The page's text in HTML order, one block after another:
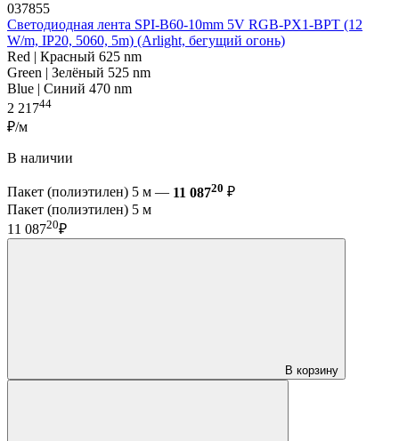
037855
Светодиодная лента SPI-B60-10mm 5V RGB-PX1-BPT (12
W/m, IP20, 5060, 5m) (Arlight, бегущий огонь)
Red | Красный 625 nm
Green | Зелёный 525 nm
Blue | Синий 470 nm
2 21744
₽/м
В наличии
Пакет (полиэтилен) 5 м — 11 08720 ₽
Пакет (полиэтилен) 5 м
11 08720₽
В корзину